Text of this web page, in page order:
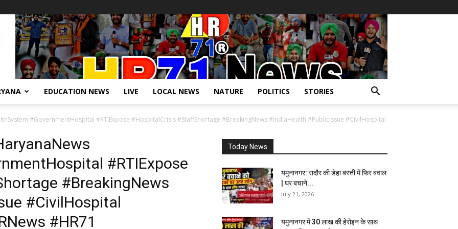
EDUCATION NEWS LIVE LOCAL NEWS NATURE POLITICS STORIES
#GovernmentHospital #RTIExpose #HospitalCrisis #StaffShortage #BreakingNews #IndiaHealth #PublicIssue #CivilHospital
#RTIExpose
#BreakingNews
#CivilHospital
#HR71
Today News
यमुनानगर: रादौर की डेहा बस्ती में फिर बवाल
| घर बचाने...
July 21, 2026
यमुनानगर में 30 लाख की हेरोइन के साथ